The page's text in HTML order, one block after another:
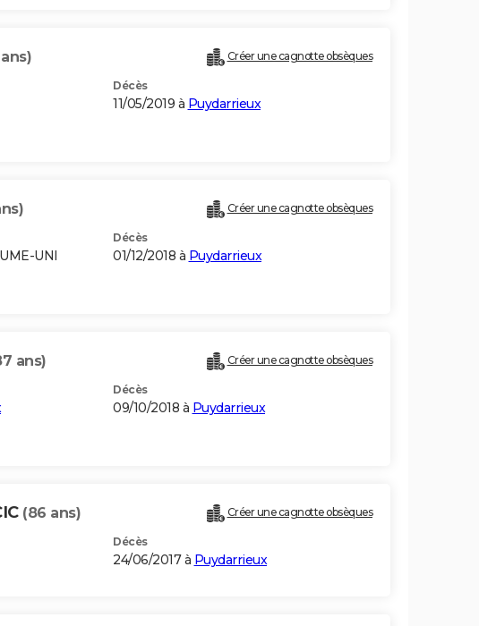
Créer une cagnotte obsèques
Décès
11/05/2019 à Puydarrieux
Créer une cagnotte obsèques
UNI
Décès
01/12/2018 à Puydarrieux
ans) Créer une cagnotte obsèques
Décès
09/10/2018 à Puydarrieux
(86 ans) Créer une cagnotte obsèques
Décès
24/06/2017 à Puydarrieux